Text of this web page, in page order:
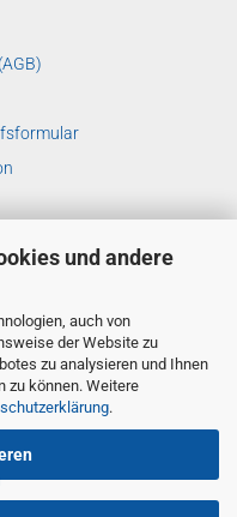
und andere
auch von
der Website zu
zu analysieren und Ihnen
zu können. Weitere
.